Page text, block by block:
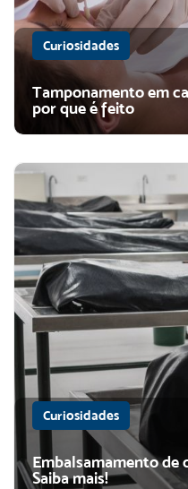
Curiosidades
Tamponamento em
por que é feito
Curiosidades
Embalsamamento de
Saiba mais!